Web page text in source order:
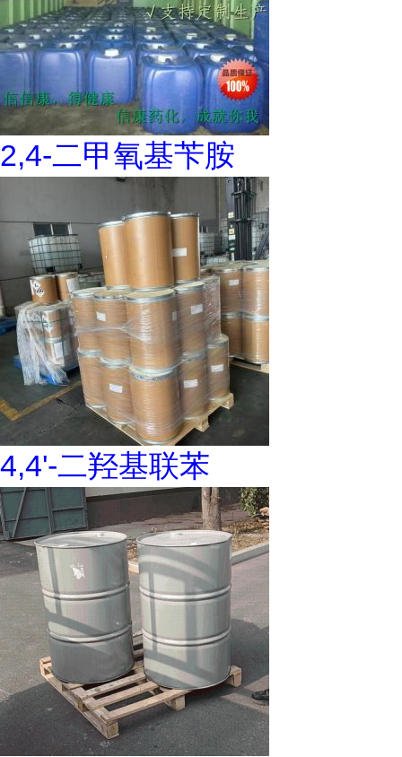
2,4-二甲氧基苄胺
4,4'-二羟基联苯